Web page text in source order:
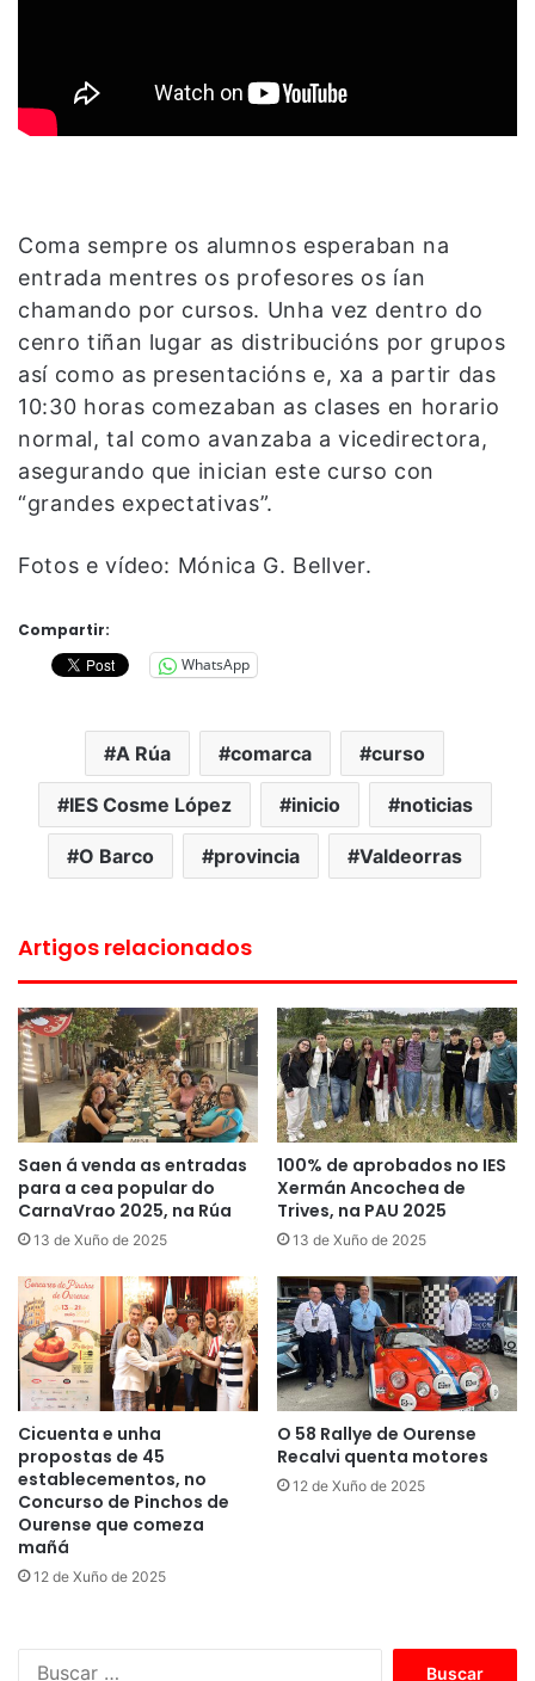
Coma sempre os alumnos esperaban na
entrada mentres os profesores os ían
chamando por cursos. Unha vez dentro do
cenro tiñan lugar as distribucións por grupos
así como as presentacións e, xa a partir das
10:30 horas comezaban as clases en horario
normal, tal como avanzaba a vicedirectora,
asegurando que inician este curso con
“grandes expectativas”.
Fotos e vídeo: Mónica G. Bellver.
Compartir:
WhatsApp
A Rúa comarca curso
IES Cosme López inicio noticias
O Barco provincia Valdeorras
Artigos relacionados
Saen á venda as entradas
para a cea popular do
CarnaVrao 2025, na Rúa
13 de Xuño de 2025
100% de aprobados no IES
Xermán Ancochea de
Trives, na PAU 2025
13 de Xuño de 2025
Cicuenta e unha
propostas de 45
establecementos, no
Concurso de Pinchos de
Ourense que comeza
mañá
12 de Xuño de 2025
O 58 Rallye de Ourense
Recalvi quenta motores
12 de Xuño de 2025